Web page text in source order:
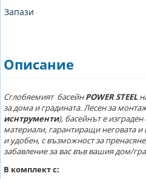
Запази
Описание
Сглобяемият басейн POWER STEEL
за дома и градината. Лесен за
иснтрументи), басейнът е
материали, гарантиращи неговата
и удобен, с възможност за
забавление за вас във вашия дом/
В комплект с: